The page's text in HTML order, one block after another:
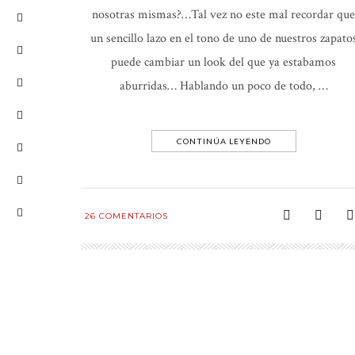
nosotras mismas?…Tal vez no este mal recordar que
un sencillo lazo en el tono de uno de nuestros
puede cambiar un look del que ya estabamos
aburridas… Hablando un poco de todo, …
CONTINÚA LEYENDO
26 COMENTARIOS